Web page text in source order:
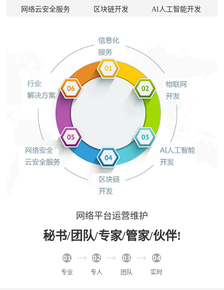
网络云安全服务 区块链开发 AI人工智能开发
网络平台运营维护
秘书/团队/专家/管家/伙伴!
专业 专人 团队 实时